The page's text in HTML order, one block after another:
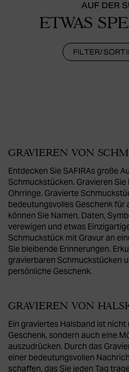
AUF DER
ETWAS
FILTER/
GRAVIEREN VON
Entdecken Sie SAFIRAs große
Schmuckstücken. Gravieren Sie
Ohrringe. Gravierte
bedeutungsvolles Geschenk für
können Sie Namen, Daten,
verewigen und etwas
Schmuckstück mit Gravur an
Sie bleibende Erinnerungen.
gravierbaren Schmuckstücken
persönliche Geschenk.
GRAVIEREN VON
Ein graviertes Halsband ist
Geschenk, sondern auch eine
auszudrücken. Durch das
einer bedeutungsvollen
schaffen, das Sie jeden Tag